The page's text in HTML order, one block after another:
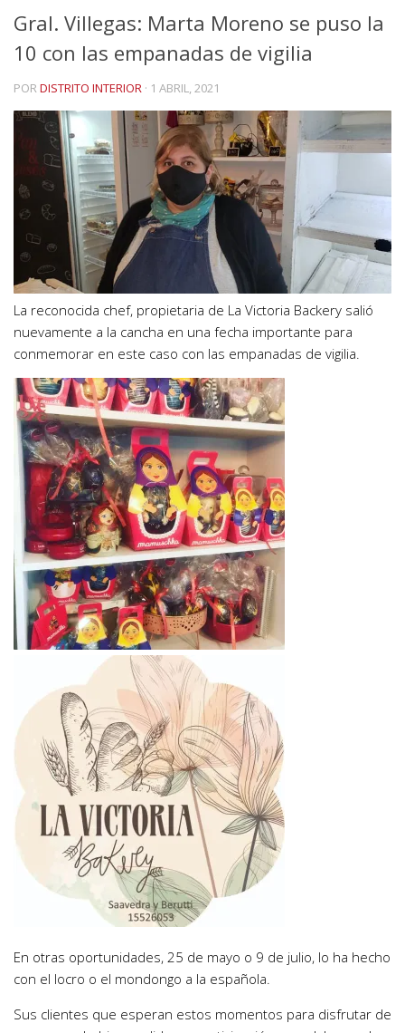
Gral. Villegas: Marta Moreno se puso la
10 con las empanadas de vigilia
PORDISTRITO INTERIOR · 1 ABRIL, 2021
La reconocida chef, propietaria de La Victoria Backery salió
nuevamente a la cancha en una fecha importante para
conmemorar en este caso con las empanadas de vigilia.
En otras oportunidades, 25 de mayo o 9 de julio, lo ha hecho
con el locro o el mondongo a la española.
Sus clientes que esperan estos momentos para disfrutar de